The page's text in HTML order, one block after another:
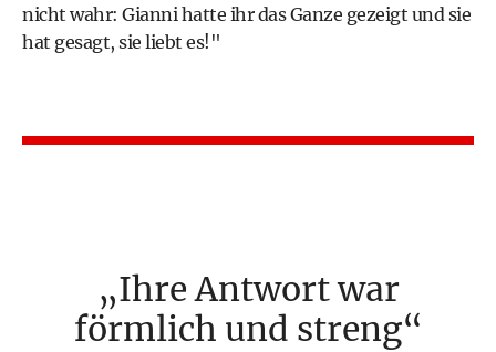
nicht wahr: Gianni hatte ihr das Ganze gezeigt und sie
hat gesagt, sie liebt es!"
Ihre Antwort war
förmlich und streng